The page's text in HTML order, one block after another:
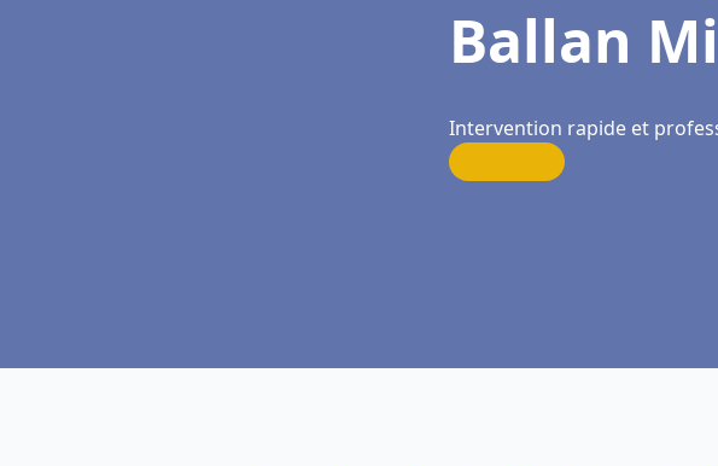
Ballan
Intervention rapide et